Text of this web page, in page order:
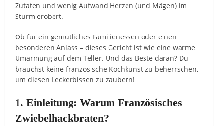
Zutaten und wenig Aufwand Herzen (und Mägen) im
Sturm erobert.
Ob für ein gemütliches Familienessen oder einen
besonderen Anlass – dieses Gericht ist wie eine warme
Umarmung auf dem Teller. Und das Beste daran? Du
brauchst keine französische Kochkunst zu beherrschen,
um diesen Leckerbissen zu zaubern!
1. Einleitung: Warum Französisches
Zwiebelhackbraten?